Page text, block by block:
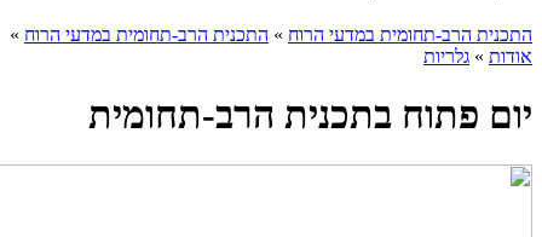
התכנית הרב-תחומית במדעי הרוח » התכנית הרב-תחומית במדעי הרוח »
אודות » גלריות
יום פתוח בתכנית הרב-תחומית